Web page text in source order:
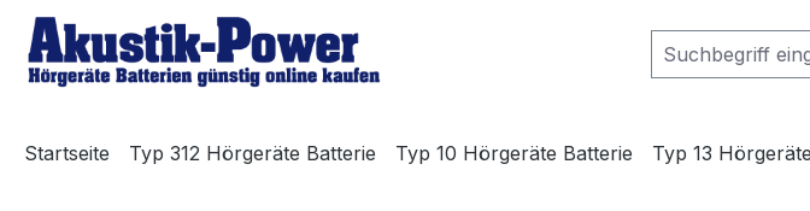
Hauptinhalt springen
Zur Suche springen
Zur Hauptnavigation springen
Startseite Typ 312 Hörgeräte Batterie Typ 10 Hörgeräte Batterie Typ 13